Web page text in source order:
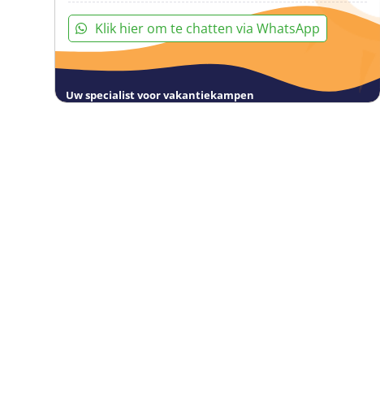
Klik hier om te chatten via WhatsApp
Uw specialist voor vakantiekampen